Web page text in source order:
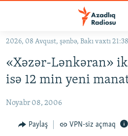
Əsas
qayıt
Əsas
qayıt
KORRUPSIOMETR
#ƏSLINDƏ
FƏRQƏ BAX
2026, 08 Avqust, şənbə, Bakı vaxtı 21:38
«Xəzər-Lənkəran»
isə 12 min yeni
Noyabr 08, 2006
Paylaş VPN-siz açmaq